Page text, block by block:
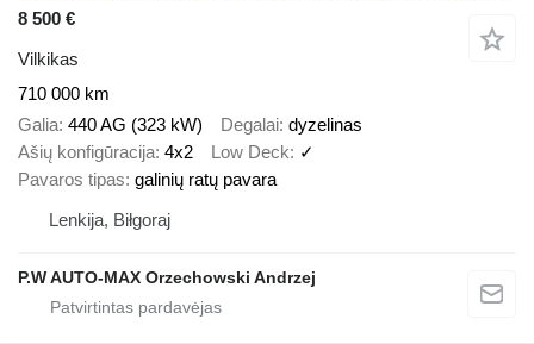
8 500 €
Vilkikas
710 000 km
Galia 440 AG (323 kW) Degalai dyzelinas
Ašių konfigūracija 4x2 Low Deck
✓
Pavaros tipas galinių ratų pavara
Lenkija, Biłgoraj
P.W AUTO-MAX Orzechowski Andrzej